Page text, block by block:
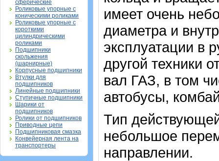
сферические
Роликовые упорные с
коническими роликами
Роликовые упорные с
короткими
цилиндрическими
роликами
Подшипники
скольжения
(шарнирные)
Корпусные подшипники
Втулки для
подшипников
Линейные подшипники
Ступичные подшипники
Шарики от
подшипников
Ролики от подшипников
Приводные цепи
Подшипниковая смазка
Конвейерная лента на
транспортеры
имеет очень
диаметра и
эксплуатации в
другой техники
вал ГАЗ, в том
автобусы,
Тип
небольшое
направлении.